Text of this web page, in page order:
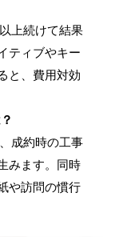
上続けて結果
ティブやキー
と、費用対効
成約時の工事
みます。同時
や訪問の慣行